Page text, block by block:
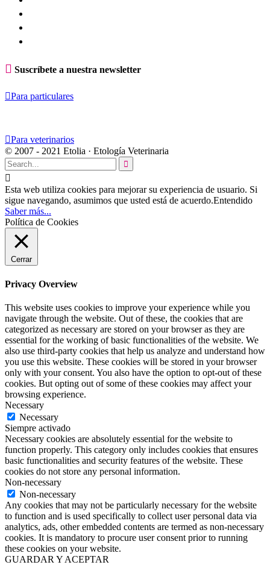
 Suscríbete a nuestra newsletter
Para particulares
Para veterinarios
© 2007 - 2021 Etolia · Etología Veterinaria


Esta web utiliza cookies para mejorar su experiencia de usuario. Si
sigue navegando, asumimos que usted está de acuerdo.Entendido
Saber más...
Política de Cookies
Cerrar
Privacy Overview
This website uses cookies to improve your experience while you
navigate through the website. Out of these, the cookies that are
categorized as necessary are stored on your browser as they are
essential for the working of basic functionalities of the website. We
also use third-party cookies that help us analyze and understand how
you use this website. These cookies will be stored in your browser
only with your consent. You also have the option to opt-out of these
cookies. But opting out of some of these cookies may affect your
browsing experience.
Necessary
Necessary
Siempre activado
Necessary cookies are absolutely essential for the website to
function properly. This category only includes cookies that ensures
basic functionalities and security features of the website. These
cookies do not store any personal information.
Non-necessary
Non-necessary
Any cookies that may not be particularly necessary for the website
to function and is used specifically to collect user personal data via
analytics, ads, other embedded contents are termed as non-necessary
cookies. It is mandatory to procure user consent prior to running
these cookies on your website.
GUARDAR Y ACEPTAR